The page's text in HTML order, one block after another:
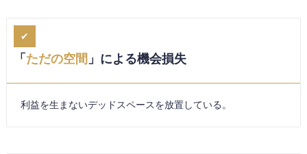
✔︎
「 ただの空間 」による機会損失
利益を生まないデッドスペースを放置している。